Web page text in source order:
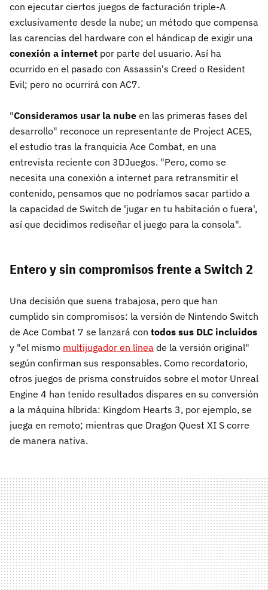
con ejecutar ciertos juegos de facturación triple-A
exclusivamente desde la nube; un método que compensa
las carencias del hardware con el hándicap de exigir una
conexión a internet por parte del usuario. Así ha
ocurrido en el pasado con Assassin's Creed o Resident
Evil; pero no ocurrirá con AC7.
"Consideramos usar la nube en las primeras fases del
desarrollo" reconoce un representante de Project ACES,
el estudio tras la franquicia Ace Combat, en una
entrevista reciente con 3DJuegos. "Pero, como se
necesita una conexión a internet para retransmitir el
contenido, pensamos que no podríamos sacar partido a
la capacidad de Switch de 'jugar en tu habitación o fuera',
así que decidimos rediseñar el juego para la consola".
Entero y sin compromisos frente a Switch 2
Una decisión que suena trabajosa, pero que han
cumplido sin compromisos: la versión de Nintendo Switch
de Ace Combat 7 se lanzará con todos sus DLC incluidos
y "el mismo multijugador en línea de la versión original"
según confirman sus responsables. Como recordatorio,
otros juegos de prisma construidos sobre el motor Unreal
Engine 4 han tenido resultados dispares en su conversión
a la máquina híbrida: Kingdom Hearts 3, por ejemplo, se
juega en remoto; mientras que Dragon Quest XI S corre
de manera nativa.